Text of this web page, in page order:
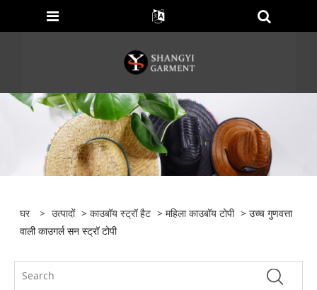
घर > उत्पादों >काउबॉय स्ट्रॉ हैट >महिला काउबॉय टोपी > उच्च गुणवत्ता
वाली काउगर्ल सन स्ट्रॉ टोपी